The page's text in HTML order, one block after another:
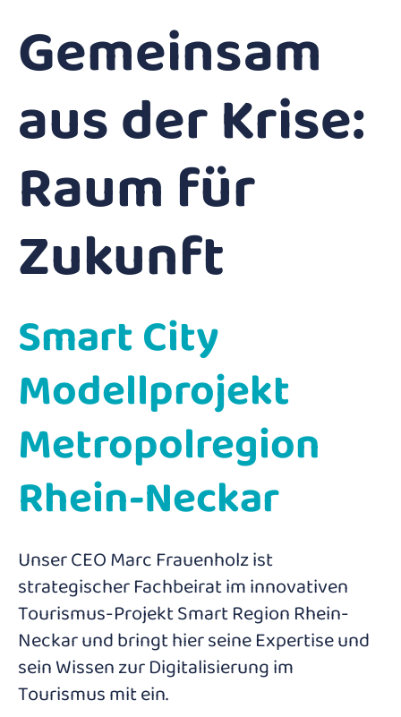
Gemeinsam
aus der Krise:
Raum für
Zukunft
Smart City
Modellprojekt
Metropolregion
Rhein-Neckar
Unser CEO Marc Frauenholz ist
strategischer Fachbeirat iminnovativen
Tourismus-Projekt Smart Region Rhein-
Neckar und bringt hier seine Expertise und
sein Wissen zur Digitalisierung im
Tourismus mit ein.